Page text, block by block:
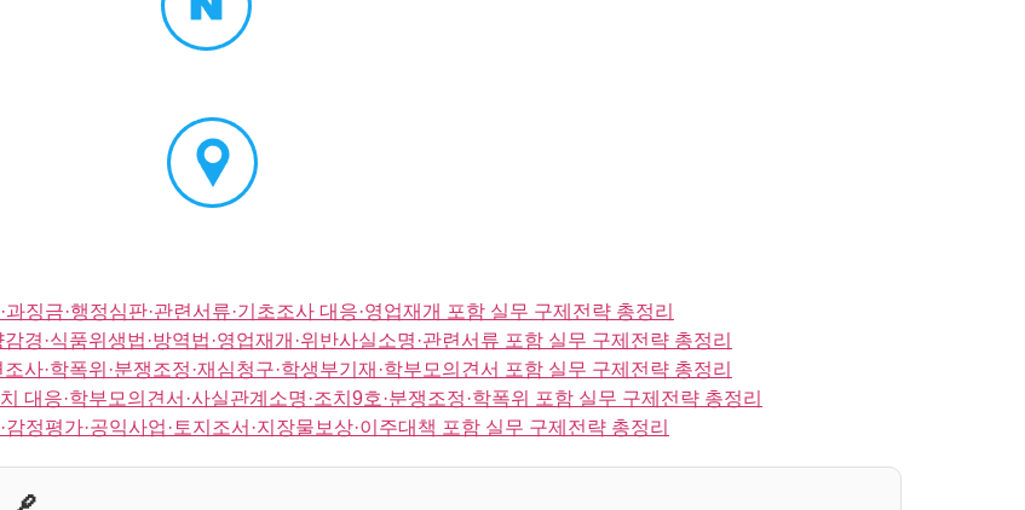
징금·행정심판·관련서류·기초조사 대응·영업재개 포함 실무 구제전략 총정리
경·식품위생법·방역법·영업재개·위반사실소명·관련서류 포함 실무 구제전략 총정리
사·학폭위·분쟁조정·재심청구·학생부기재·학부모의견서 포함 실무 구제전략 총정리
대응·학부모의견서·사실관계소명·조치9호·분쟁조정·학폭위 포함 실무 구제전략 총정리
정평가·공익사업·토지조서·지장물보상·이주대책 포함 실무 구제전략 총정리